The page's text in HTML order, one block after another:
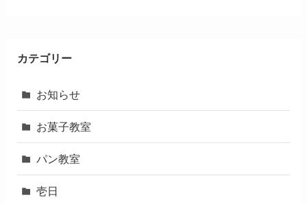
カテゴリー
お知らせ
お菓子教室
パン教室
壱日